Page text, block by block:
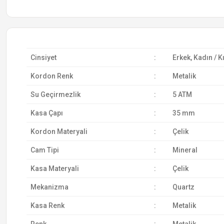
Cinsiyet : Erkek, Kadın /
Kordon Renk : Metalik
Su Geçirmezlik : 5 ATM
Kasa Çapı : 35 mm
Kordon Materyali : Çelik
Cam Tipi : Mineral
Kasa Materyali : Çelik
Mekanizma : Quartz
Kasa Renk : Metalik